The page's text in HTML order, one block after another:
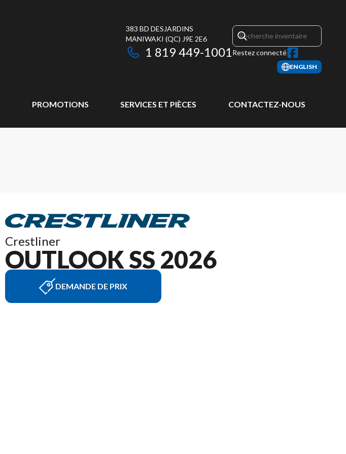
383 BD DESJARDINS
MANIWAKI (QC) J9E 2E6
1 819 449-1001Restez connecté
ENGLISH
PROMOTIONS SERVICES ET PIÈCES CONTACTEZ-NOUS
Crestliner
OUTLOOK SS 2026
DEMANDE DE PRIX